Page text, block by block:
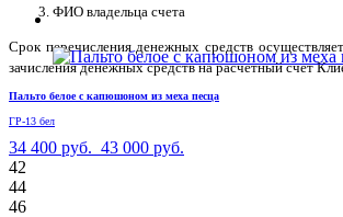
ФИО владельца счета
Срок перечисления денежных средств
зачисления денежных средств на расчетный счет
Пальто белое с капюшоном из меха песца
ГР-13 бел
34 400 руб. 43 000 руб.
42
44
46